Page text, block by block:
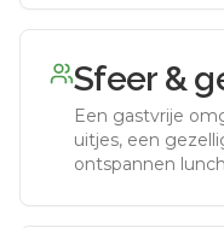
Sfeer &
Een gastvrije
uitjes, een
ontspannen